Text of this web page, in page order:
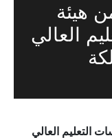
هيئة
العالي
التعليم العالي